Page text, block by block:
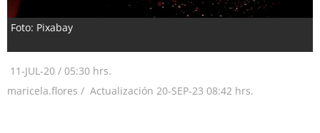
Foto: Pixabay
11-JUL-20 / 05:30 hrs.
maricela.flores / Actualización 20-SEP-23 08:42 hrs.